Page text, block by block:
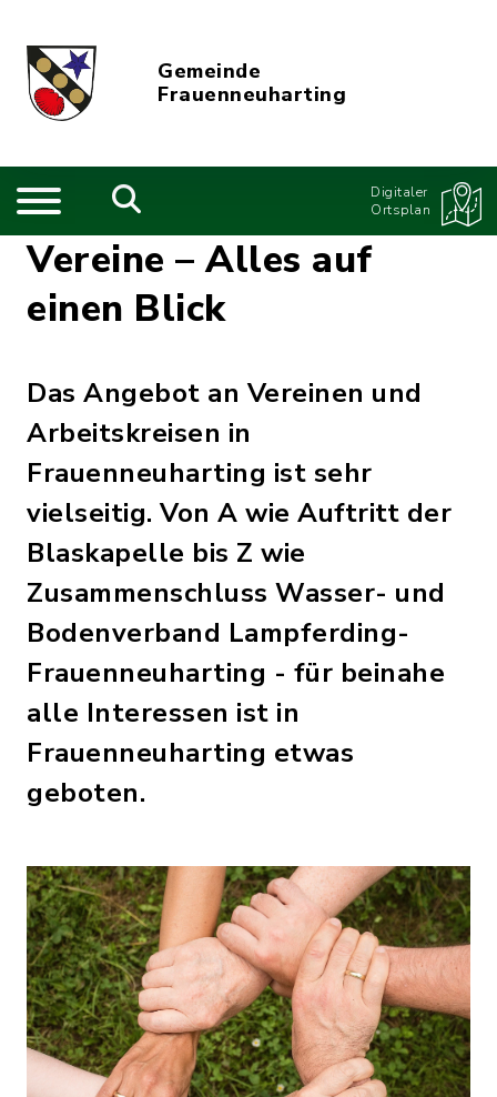
Gemeinde
Frauenneuharting
Digitaler
Ortsplan
Vereine – Alles auf
einen Blick
Das Angebot an Vereinen und
Arbeitskreisen in
Frauenneuharting ist sehr
vielseitig. Von A wie Auftritt der
Blaskapelle bis Z wie
Zusammenschluss Wasser- und
Bodenverband Lampferding-
Frauenneuharting - für beinahe
alle Interessen ist in
Frauenneuharting etwas
geboten.